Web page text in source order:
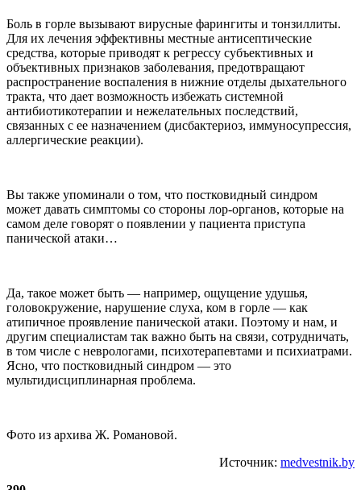
Боль в горле вызывают вирусные фарингиты и тонзиллиты.
Для их лечения эффективны местные антисептические
средства, которые приводят к регрессу субъективных и
объективных признаков заболевания, предотвращают
распространение воспаления в нижние отделы дыхательного
тракта, что дает возможность избежать системной
антибиотикотерапии и нежелательных последствий,
связанных с ее назначением (дисбактериоз, иммуносупрессия,
аллергические реакции).
Вы также упоминали о том, что постковидный синдром
может давать симптомы со стороны лор-органов, которые на
самом деле говорят о появлении у пациента приступа
панической атаки…
Да, такое может быть — например, ощущение удушья,
головокружение, нарушение слуха, ком в горле — как
атипичное проявление панической атаки. Поэтому и нам, и
другим специалистам так важно быть на связи, сотрудничать,
в том числе с неврологами, психотерапевтами и психиатрами.
Ясно, что постковидный синдром — это
мультидисциплинарная проблема.
Фото из архива Ж. Романовой.
Источник: medvestnik.by